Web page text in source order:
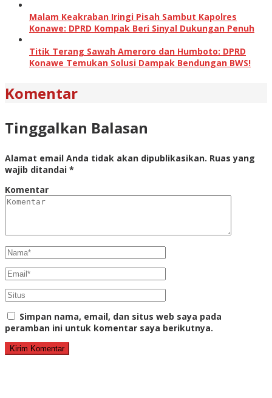
Malam Keakraban Iringi Pisah Sambut Kapolres
Konawe: DPRD Kompak Beri Sinyal Dukungan Penuh
Titik Terang Sawah Ameroro dan Humboto: DPRD
Konawe Temukan Solusi Dampak Bendungan BWS!
Komentar
Tinggalkan Balasan
Alamat email Anda tidak akan dipublikasikan. Ruas yang
wajib ditandai *
Komentar
Simpan nama, email, dan situs web saya pada
peramban ini untuk komentar saya berikutnya.